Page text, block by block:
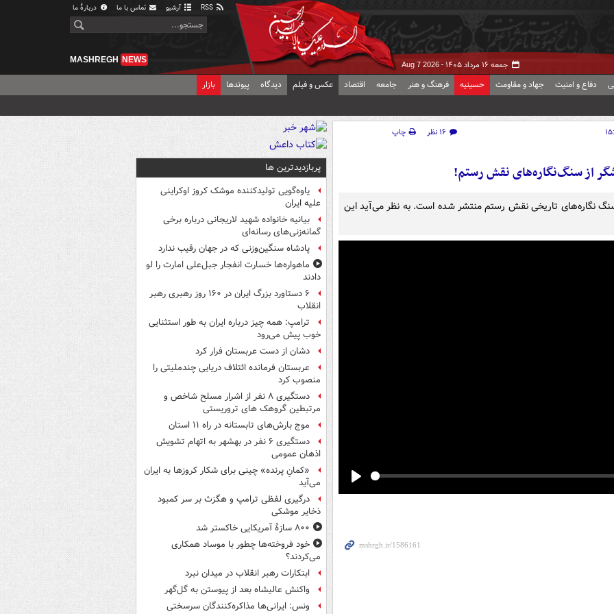
آرشیو تماس با ما دربارهٔ ما
جمعه ۱۶ مرداد ۱۴۰۵ - Aug 7 2026
MASHREGH NEWS
دفاع و امنیت جهاد و مقاومت حسینیه فرهنگ و هنر جامعه اقتصاد عکس و فیلم دیدگاه پیوندها بازار
۱۶ نظر
چاپ
از سنگ‌نگاره‌های نقش رستم!
نگاره‌های تاریخی نقش رستم منتشر شده است. به نظر می‌آید این
پربازدیدترین ها
یاوه‌گویی تولیدکننده موشک کروز اوکراینی
علیه ایران
بیانیه خانواده شهید لاریجانی درباره برخی
گمانه‌زنی‌های رسانه‌ای
پادشاه سنگین‌وزنی که در جهان رقیب ندارد
ماهواره‌ها خسارت انفجار جبل‌علی امارت را لو
دادند
۶ دستاورد بزرگ ایران در ۱۶۰ روز رهبری رهبر
انقلاب
ترامپ: همه چیز درباره ایران به طور استثنایی
خوب پیش می‌رود
دشان از دست عربستان فرار کرد
عربستان فرمانده ائتلاف دریایی چندملیتی را
منصوب کرد
دستگیری ۸ نفر از اشرار مسلح شاخص و
مرتبطین گروهک های تروریستی
موج بارش‌های تابستانه در راه ۱۱ استان
دستگیری ۶ نفر در بهشهر به اتهام تشویش
اذهان عمومی
«کمانِ پرنده» چینی برای شکار کروزها به ایران
می‌آید
درگیری لفظی ترامپ و هگزث بر سر کمبود
ذخایر موشکی
۸۰۰ سازۀ آمریکایی خاکستر شد
خود فروخته‌ها چطور با موساد همکاری
می‌کردند؟
ابتکارات رهبر انقلاب در میدان نبرد
واکنش عالیشاه بعد از پیوستن به گل‌گهر
ونس: ایرانی‌ها مذاکره‌کنندگان سرسختی